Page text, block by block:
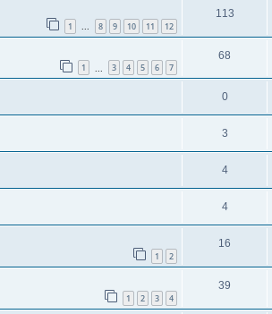
1 ... 8 9 10 11 12
113
1 3 4 5 6 7
68
0
3
4
4
1 2
16
1 2 3 4
39